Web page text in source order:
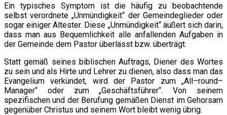
Ein typisches Symptom ist die häufig zu beobachtende
selbst verordnete „Unmündigkeit“ der Gemeindeglieder oder
sogar einiger Ältester. Diese „Unmündigkeit“ äußert sich darin,
dass man aus Bequemlichkeit alle anfallenden Aufgaben in
der Gemeinde dem Pastor überlässt bzw. überträgt.
Statt gemäß seines biblischen Auftrags, Diener des Wortes
zu sein und als Hirte und Lehrer zu dienen, also dass man das
Evangelium verkündet, wird der Pastor zum „All–round–
Manager“ oder zum „Geschäftsführer“. Von seinem
spezifischen und der Berufung gemäßen Dienst im Gehorsam
gegenüber Christus und seinem Wort bleibt wenig übrig.